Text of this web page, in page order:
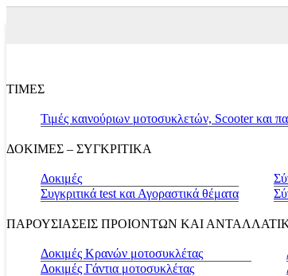
ΤΙΜΕΣ
Τιμές καινούριων μοτοσυκλετών, Scooter και
ΔΟΚΙΜΕΣ – ΣΥΓΚΡΙΤΙΚΑ
Δοκιμές
Συγκριτικά test και Αγοραστικά θέματα
ΠΑΡΟΥΣΙΑΣΕΙΣ ΠΡΟΙΟΝΤΩΝ ΚΑΙ
Δοκιμές Κρανών μοτοσυκλέτας
Δοκιμές Γάντια μοτοσυκλέτας